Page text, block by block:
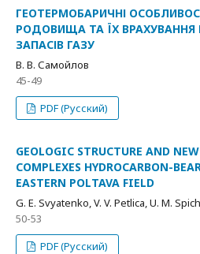
ГЕОТЕРМОБАРИЧНІ
РОДОВИЩА ТА ЇХ ВРАХУВАННЯ
ЗАПАСІВ ГАЗУ
В. В. Самойлов
45-49
PDF (Русский)
GEOLOGIC STRUCTURE AND
COMPLEXES HYDROCARBON-
EASTERN POLTAVA FIELD
G. E. Svyatenko, V. V. Petlica, U. M.
50-53
PDF (Русский)